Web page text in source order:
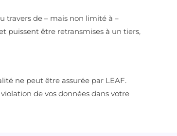
travers de – mais non limité à –
puissent être retransmises à un tiers,
ne peut être assurée par LEAF.
de vos données dans votre